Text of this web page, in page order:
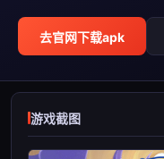
去官网下载apk
游戏截图